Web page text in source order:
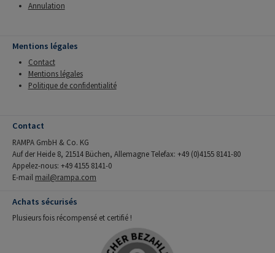
Annulation
Mentions légales
Contact
Mentions légales
Politique de confidentialité
Contact
RAMPA GmbH & Co. KG
Auf der Heide 8, 21514 Büchen, Allemagne Telefax: +49 (0)4155 8141-80
Appelez-nous: +49 4155 8141-0
E-mail mail@rampa.com
Achats sécurisés
Plusieurs fois récompensé et certifié !